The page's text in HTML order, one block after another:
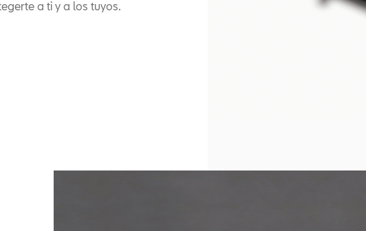
a ti y a los tuyos.